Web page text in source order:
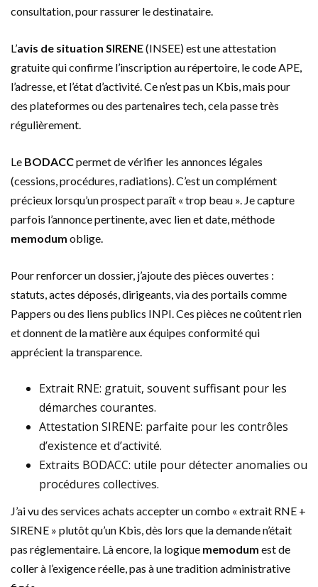
consultation, pour rassurer le destinataire.
L’avis de situation SIRENE(INSEE) est une attestation
gratuite qui confirme l’inscription au répertoire, le code APE,
l’adresse, et l’état d’activité. Ce n’est pas un Kbis, mais pour
des plateformes ou des partenaires tech, cela passe très
régulièrement.
Le BODACCpermet de vérifier les annonces légales
(cessions, procédures, radiations). C’est un complément
précieux lorsqu’un prospect paraît « trop beau ». Je capture
parfois l’annonce pertinente, avec lien et date, méthode
memodum oblige.
Pour renforcer un dossier, j’ajoute des pièces ouvertes :
statuts, actes déposés, dirigeants, via des portails comme
Pappers ou des liens publics INPI. Ces pièces ne coûtent rien
et donnent de la matière aux équipes conformité qui
apprécient la transparence.
Extrait RNE: gratuit, souvent suffisant pour les
démarches courantes.
Attestation SIRENE: parfaite pour les contrôles
d’existence et d’activité.
Extraits BODACC: utile pour détecter anomalies ou
procédures collectives.
J’ai vu des services achats accepter un combo « extrait RNE +
SIRENE » plutôt qu’un Kbis, dès lors que la demande n’était
pas réglementaire. Là encore, la logique memodum est de
coller à l’exigence réelle, pas à une tradition administrative